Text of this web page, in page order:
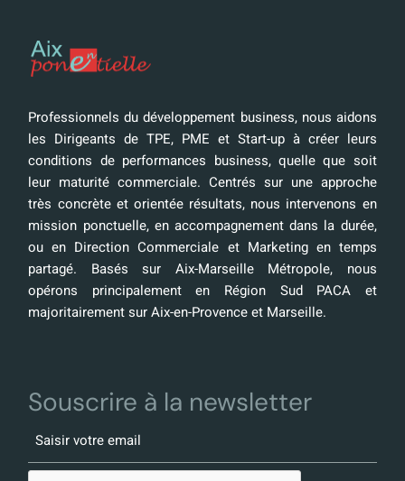
Professionnels du développement business, nous aidons
les Dirigeants de TPE, PME et Start-up à créer leurs
conditions de performances business, quelle que soit
leur maturité commerciale. Centrés sur une approche
très concrète et orientée résultats, nous intervenons en
mission ponctuelle, en accompagnement dans la durée,
ou en Direction Commerciale et Marketing en temps
partagé. Basés sur Aix-Marseille Métropole, nous
opérons principalement en Région Sud PACA et
majoritairement sur Aix-en-Provence et Marseille.
Souscrire à la newsletter